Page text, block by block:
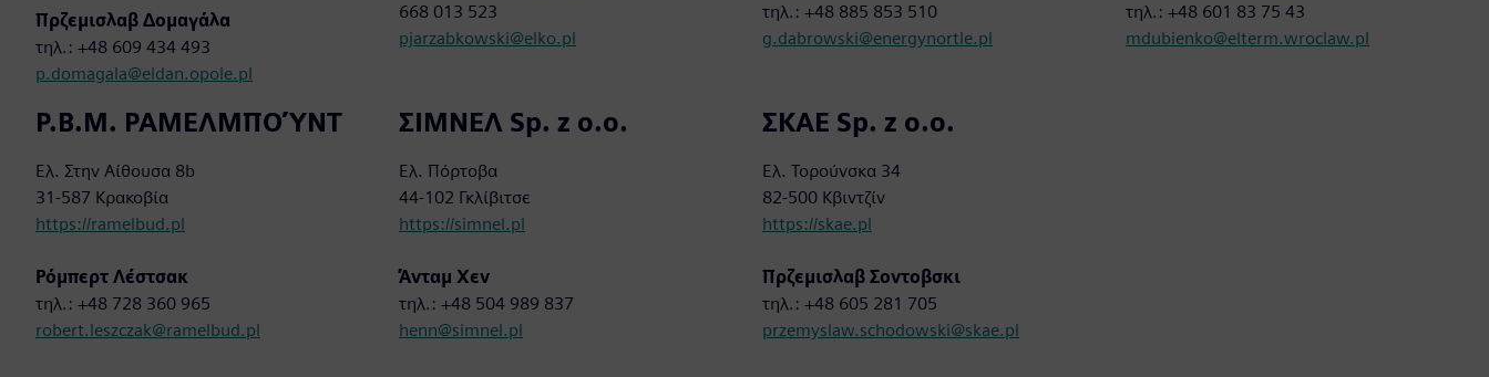
Πρζεμισλαβ Δομαγάλα
τηλ.: +48 609 434 493
p.domagala@eldan.opole.pl
668 013 523
pjarzabkowski@elko.pl
τηλ.: +48 885 853 510
g.dabrowski@energynortle.pl
τηλ.: +48 601 83 75 43
mdubienko@elterm.wroclaw.pl
P.B.M. ΡΑΜΕΛΜΠΟΎΝΤ
Ελ. Στην Αίθουσα 8b
31-587 Κρακοβία
https://ramelbud.pl
Ρόμπερτ Λέστσακ
τηλ.: +48 728 360 965
robert.leszczak@ramelbud.pl
ΣΙΜΝΕΛ Sp. z ο.ο.
Ελ. Πόρτοβα
44-102 Γκλίβιτσε
https://simnel.pl
Άνταμ Χεν
τηλ.: +48 504 989 837
henn@simnel.pl
ΣΚΑΕ Sp. z ο.ο.
Ελ. Τορούνσκα 34
82-500 Κβιντζίν
https://skae.pl
Πρζεμισλαβ Σοντοβσκι
τηλ.: +48 605 281 705
przemyslaw.schodowski@skae.pl